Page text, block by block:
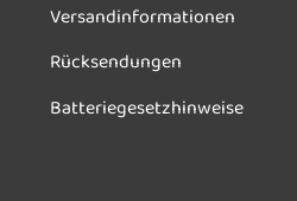
Versandinformationen
Rücksendungen
Batteriegesetzhinweise